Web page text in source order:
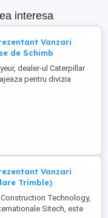
interesa
Vanzari
de Schimb
dealer-ul Caterpillar
pentru divizia
generatoare) -
Service pentru zona
finalizate în
Vanzari
Trimble)
Technology,
Sitech, este